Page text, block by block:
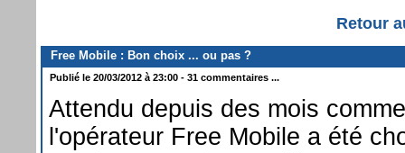
Retour
Free Mobile : Bon choix ... ou pas ?
Publié le 20/03/2012 à 23:00 - 31 commentaires ...
Attendu depuis des mois
l'opérateur Free Mobile a été